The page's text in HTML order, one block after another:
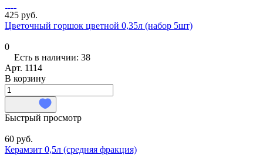
425 руб.
Цветочный горшок цветной 0,35л (набор 5шт)
0
Есть в наличии: 38
Арт. 1114
В корзину
Быстрый просмотр
60 руб.
Керамзит 0,5л (средняя фракция)